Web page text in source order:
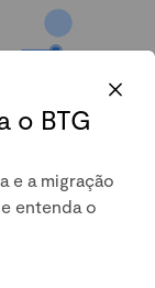
da
o BTG
e a migração
entenda o